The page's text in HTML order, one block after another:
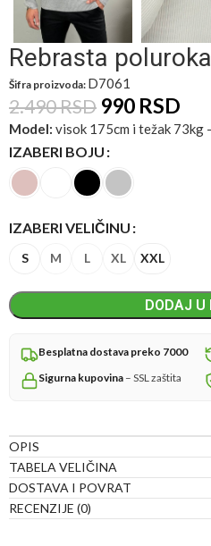
Rebrasta
Šifra proizvoda: D7061
2.490RSD 990 RSD
Model: visok 175cm i težak 73kg
IZABERI BOJU
IZABERI VELIČINU
S M L XL XXL
DODAJ U
Besplatna dostava preko 7000
Sigurna kupovina – SSL zaštita
OPIS
TABELA VELIČINA
DOSTAVA I POVRAT
RECENZIJE (0)